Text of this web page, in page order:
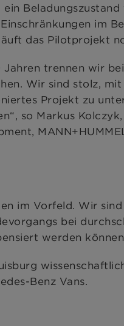
im
das Pilotprojekt
trennen wir
Wir sind stolz,
Projekt zu
so Markus
im Vorfeld. Wir
bei
werden
Benz Vans.